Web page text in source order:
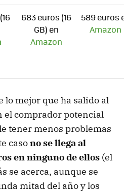
683 euros (16
GB) en
Amazon
589 euros
Amazon
lo mejor que ha salido al
el comprador potencial
tener menos problemas
casono se llega al
en ninguno de ellos (el
se acerca, aunque se
mitad del año y los